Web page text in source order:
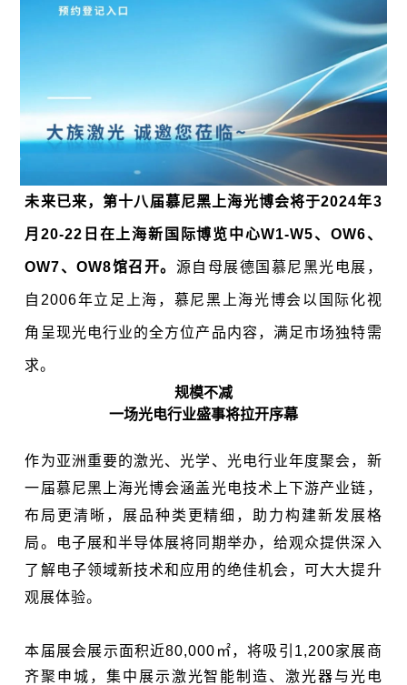
未来已来，第十八届慕尼黑上海光博会将于2024年3
月20-22日在上海新国际博览中心W1-W5、OW6、
OW7、OW8馆召开。 源自母展德国慕尼黑光电展，
自2006年立足上海，慕尼黑上海光博会以国际化视
角呈现光电行业的全方位产品内容，满足市场独特需
求。
规模不减
一场光电行业盛事将拉开序幕
作为亚洲重要的激光、光学、光电行业年度聚会，新
一届慕尼黑上海光博会涵盖光电技术上下游产业链，
布局更清晰，展品种类更精细，助力构建新发展格
局。电子展和半导体展将同期举办，给观众提供深入
了解电子领域新技术和应用的绝佳机会，可大大提升
观展体验。
本届展会展示面积近80,000㎡，将吸引1,200家展商
齐聚申城，集中展示激光智能制造、激光器与光电